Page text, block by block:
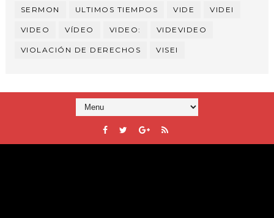
SERMON ULTIMOS TIEMPOS VIDE VIDEI
VIDEO VÍDEO VIDEO: VIDEVIDEO
VIOLACIÓN DE DERECHOS VISEI